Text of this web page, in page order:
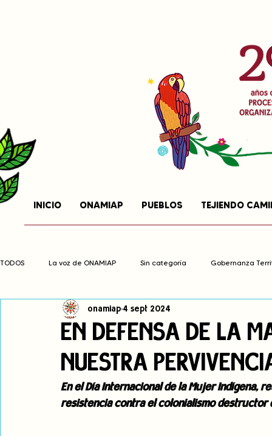
INICIO ONAMIAP PUEBLOS TEJIENDO
TODOS La voz de ONAMIAP Sin categoría Gobernanza
Cambio climático Navegador indígena
Pronunciamientos Observatorio de consulta previa
jóvenes indígenas Incidencias incidencia PNPI
EN DEFENSA DE LA
NUESTRA
onamiap 4 sept 2024
En el Día Internacional de la Mujer Indígena,
resistencia contra el colonialismo destructor